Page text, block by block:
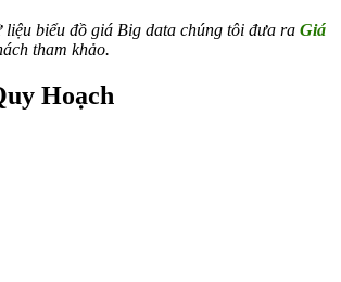
biểu đồ giá Big data chúng tôi đưa ra Giá
tham khảo.
Hoạch